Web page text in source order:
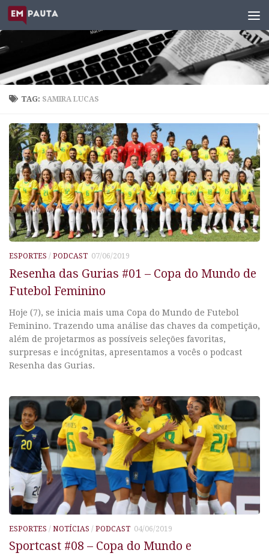
Skip to content
TAG: SAMIRA LUCAS
ESPORTES / PODCAST 07/06/2019
Resenha das Gurias #01 – Copa do Mundo de
Futebol Feminino
Hoje (7), se inicia mais uma Copa do Mundo de Futebol
Feminino. Trazendo uma análise das chaves da competição,
além de projetarmos as possíveis seleções favoritas,
surpresas e incógnitas, apresentamos a vocês o podcast
Resenha das Gurias.
ESPORTES / NOTÍCIAS / PODCAST 04/06/2019
Sportcast #08 – Copa do Mundo e